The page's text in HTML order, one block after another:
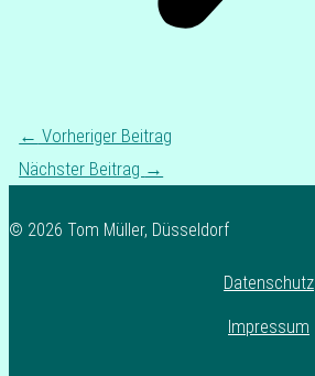
← Vorheriger Beitrag
Nächster Beitrag →
© 2026 Tom Müller, Düsseldorf
Datenschutz
Impressum